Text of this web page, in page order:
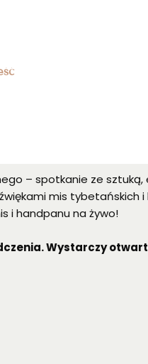
– spotkanie ze sztuką,
mis tybetańskich i
i handpanu na żywo!
Wystarczy